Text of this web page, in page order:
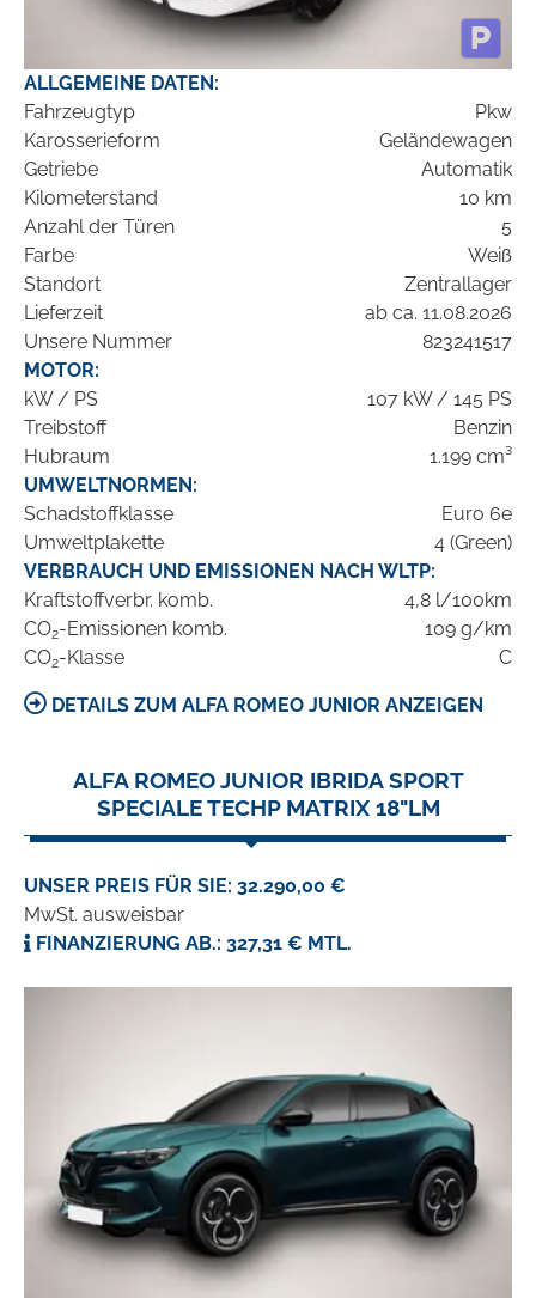
ALLGEMEINE DATEN:
Fahrzeugtyp
Pkw
Karosserieform
Geländewagen
Getriebe
Automatik
Kilometerstand
10 km
Anzahl der Türen
5
Farbe
Weiß
Standort
Zentrallager
Lieferzeit
ab ca. 11.08.2026
Unsere Nummer
823241517
MOTOR:
kW / PS
107 kW / 145 PS
Treibstoff
Benzin
Hubraum
1.199 cm³
UMWELTNORMEN:
Schadstoffklasse
Euro 6e
Umweltplakette
4 (Green)
VERBRAUCH UND EMISSIONEN NACH WLTP:
Kraftstoffverbr. komb.
4,8 l/100km
CO2-Emissionen komb.
109 g/km
CO2-Klasse C
DETAILS ZUM ALFA ROMEO JUNIOR ANZEIGEN
ALFA ROMEO JUNIOR IBRIDA SPORT
SPECIALE TECHP MATRIX 18"LM
UNSER PREIS FÜR SIE: 32.290,00 €
MwSt. ausweisbar
FINANZIERUNG AB.: 327,31 € MTL.